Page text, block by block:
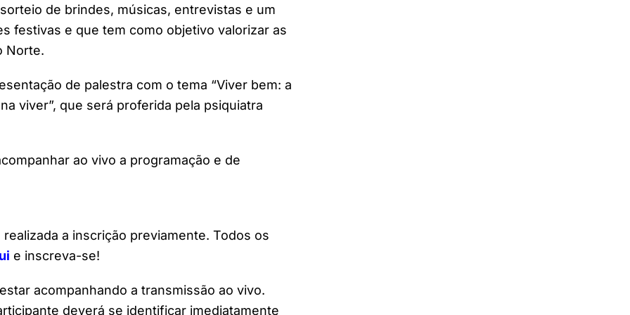
de brindes, músicas, entrevistas e um
festivas e que tem como objetivo valorizar as
Norte.
de palestra com o tema “Viver bem: a
viver”, que será proferida pela psiquiatra
ao vivo a programação e de
a inscrição previamente. Todos os
e inscreva-se!
acompanhando a transmissão ao vivo.
deverá se identificar imediatamente